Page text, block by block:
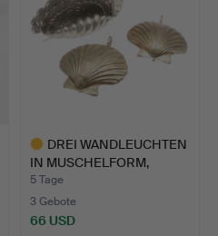
DREI WANDLEUCHTEN
IN MUSCHELFORM,
CHROM, U…
5 Tage
3 Gebote
66 USD